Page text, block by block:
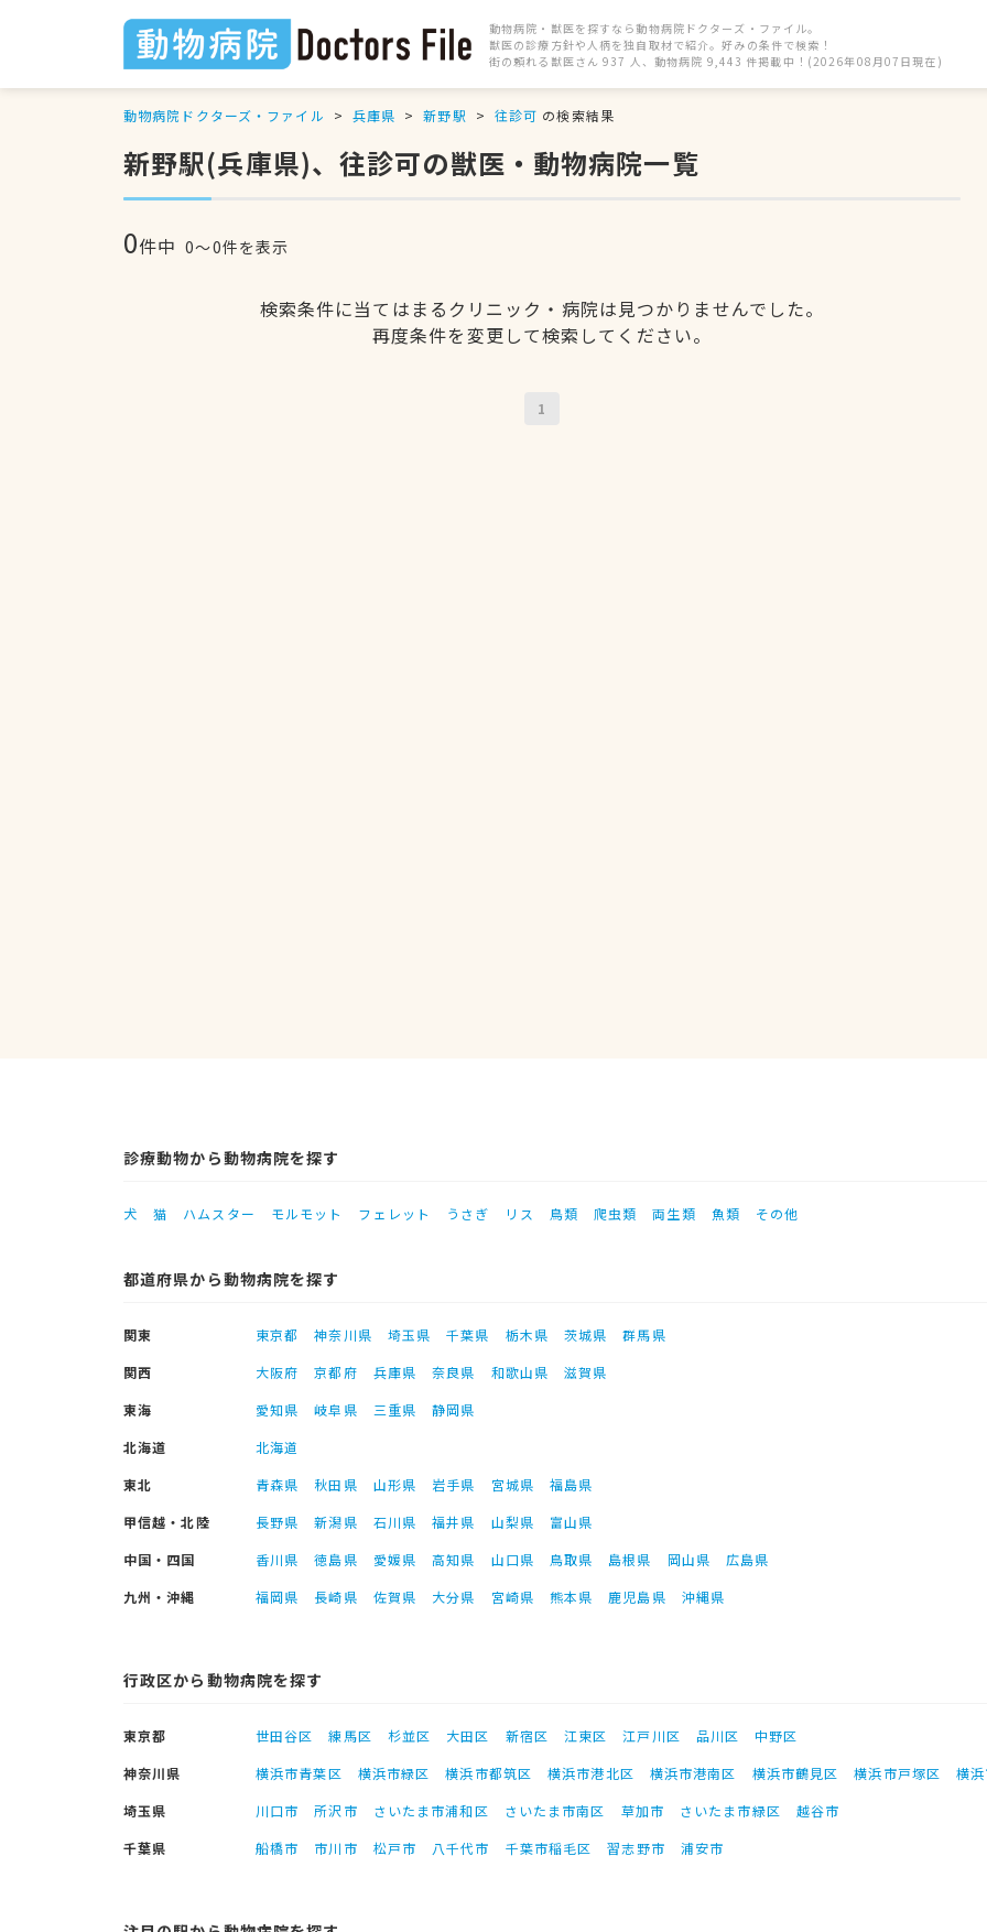
動物病院・獣医を探すなら動物病院ドクターズ・ファイル。
獣医の診療方針や人柄を独自取材で紹介。好みの条件で検索！
街の頼れる獣医さん 937 人、動物病院 9,443 件掲載中！(2026年08月07日現在)
動物病院ドクターズ・ファイル 兵庫県 新野駅 往診可 の検索結果
新野駅(兵庫県)、往診可の獣医・動物病院一覧
0件中 0〜0件を表示
検索条件に当てはまるクリニック・病院は見つかりませんでした。
再度条件を変更して検索してください。
1
診療動物から動物病院を探す
犬 猫 ハムスター モルモット フェレット うさぎ リス 鳥類 爬虫類 両生類 魚類 その他
都道府県から動物病院を探す
関東 東京都 神奈川県 埼玉県 千葉県 栃木県 茨城県
群馬県
関西
大阪府 京都府 兵庫県 奈良県 和歌山県
滋賀県
東海
愛知県 岐阜県 三重県
静岡県
北海道
北海道
東北
青森県 秋田県 山形県 岩手県 宮城県
福島県
甲信越・北陸
長野県 新潟県 石川県 福井県 山梨県
富山県
中国・四国
香川県 徳島県 愛媛県 高知県 山口県 鳥取県 島根県 岡山県
広島県
九州・沖縄
福岡県 長崎県 佐賀県 大分県 宮崎県 熊本県 鹿児島県 沖縄県
行政区から動物病院を探す
東京都 世田谷区 練馬区 杉並区 大田区 新宿区 江東区 江戸川区 品川区
中野区
神奈川県
横浜市青葉区 横浜市緑区 横浜市都筑区 横浜市港北区 横浜市港南区 横浜市鶴見区 横浜市戸塚区
横
埼玉県
川口市 所沢市 さいたま市浦和区 さいたま市南区 草加市 さいたま市緑区
越谷市
千葉県
船橋市 市川市 松戸市 八千代市 千葉市稲毛区 習志野市 浦安市